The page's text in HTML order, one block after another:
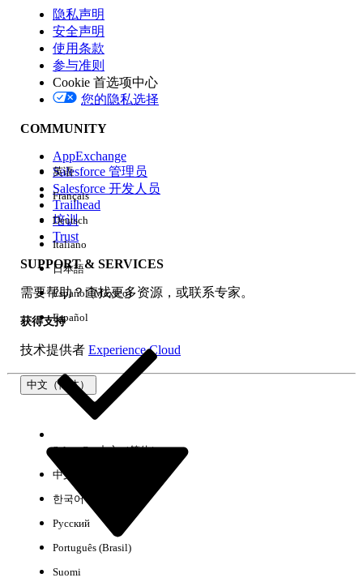
版本
体验
以下是一些搜索提示
隐私声明
安全声明
使用条款
参与准则
Cookie 首选项中心
您的隐私选择
COMMUNITY
AppExchange
Salesforce 管理员
Salesforce 开发人员
Trailhead
培训
Trust
SUPPORT & SERVICES
需要帮助？查找更多资源，或联系专家。
获得支持
技术提供者 Experience Cloud
中文（简体）
英语
Français
Deutsch
Italiano
日本語
Español (México)
Español
Select Org中文（简体）
中文（繁体）
한국어
Русский
Português (Brasil)
Suomi